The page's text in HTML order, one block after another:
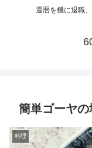
還暦を機に退職
簡単ゴーヤ
料理